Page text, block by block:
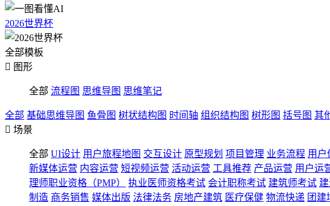
2026世界杯
全部模板
 图形
全部 流程图 思维导图 思维笔记
全部 基础思维导图 鱼骨图 树状结构图 时间轴 组织结构图 树形图 括号图 其
 场景
全部 UI设计 用户旅程地图 交互设计 原型规划 项目管理 业务流程 用户
新媒体运营 内容运营 短视频运营 活动运营 工具推荐 产品运营 用户运
理师职业资格（PMP）
执业医师资格考试 会计职称考试 建筑师考试
制造 商务销售 媒体出版 法律法务 房地产建筑 医疗保健 物流快递 团建